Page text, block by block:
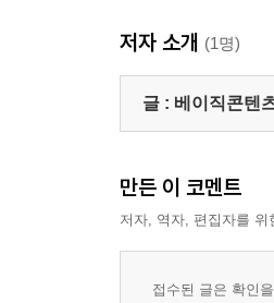
저자 소개 (1명)
글 : 베이직콘텐
만든 이 코멘트
저자, 역자, 편집자를
접수된 글은 확인